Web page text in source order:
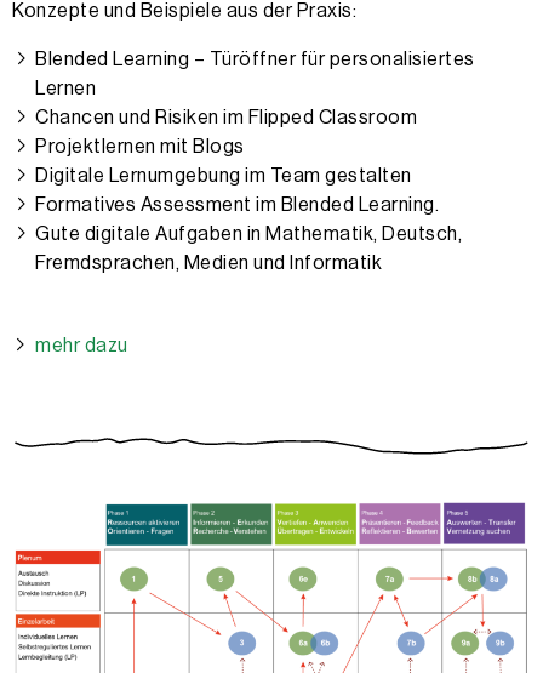
Konzepte und Beispiele aus der Praxis:
Blended Learning – Türöffner für personalisiertes
Lernen
Chancen und Risiken im Flipped Classroom
Projektlernen mit Blogs
Digitale Lernumgebung im Team gestalten
Formatives Assessment im Blended Learning.
Gute digitale Aufgaben in Mathematik, Deutsch,
Fremdsprachen, Medien und Informatik
mehr dazu